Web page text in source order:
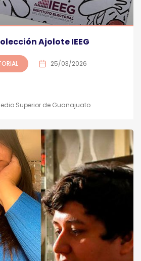
Ajolote IEEG
25/03/2026
Superior de Guanajuato